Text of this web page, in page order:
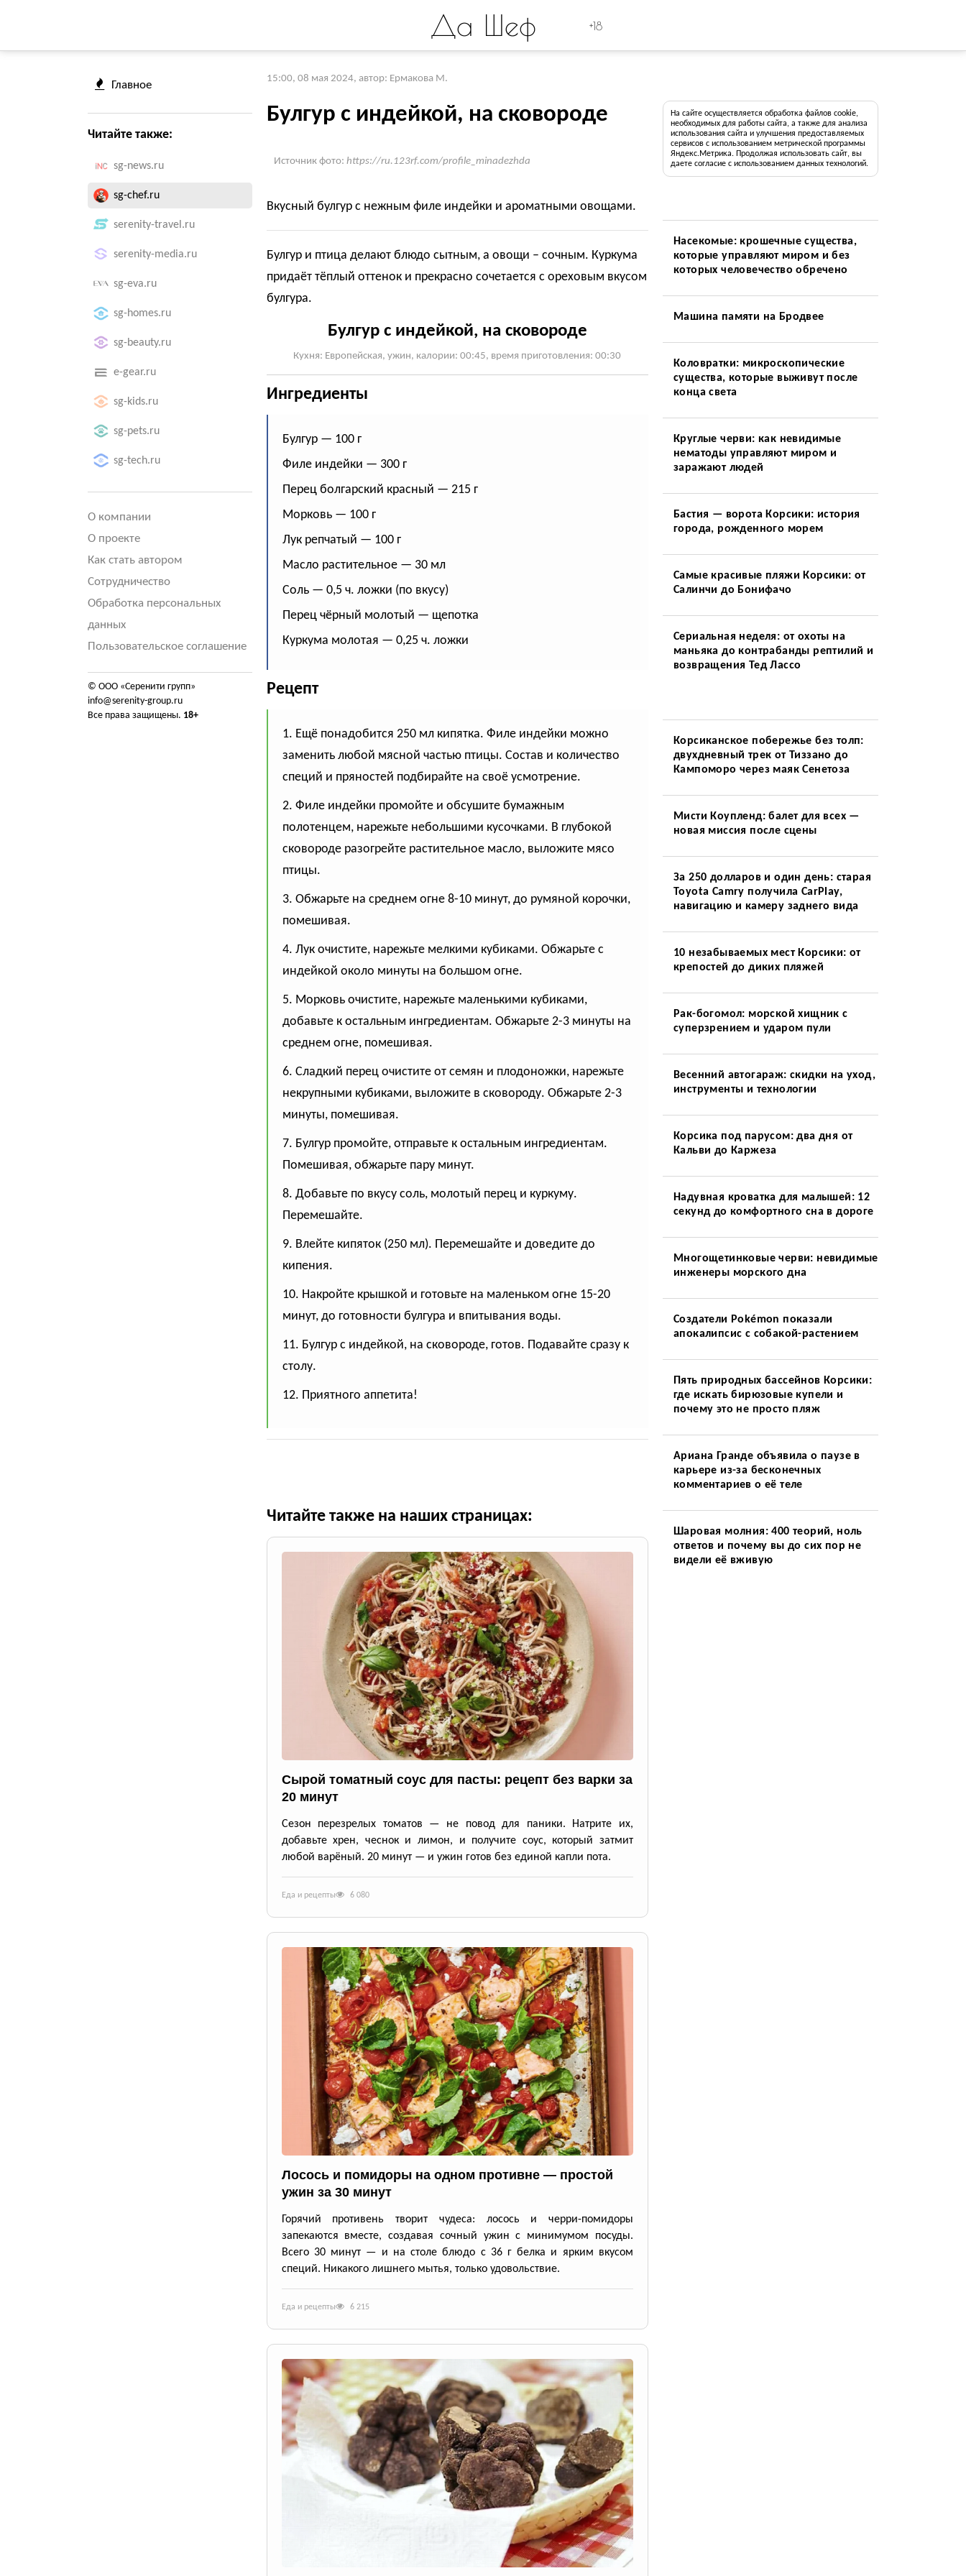
Да Шеф +18
Главное
Читайте также:
sg-news.ru
sg-chef.ru
serenity-travel.ru
serenity-media.ru
sg-eva.ru
sg-homes.ru
sg-beauty.ru
e-gear.ru
sg-kids.ru
sg-pets.ru
sg-tech.ru
О компании
О проекте
Как стать автором
Сотрудничество
Обработка персональных
данных
Пользовательское соглашение
© ООО «Серенити групп»
info@serenity-group.ru
Все права защищены. 18+
15:00, 08 мая 2024, автор: Ермакова М.
Булгур с индейкой, на сковороде
Источник фото: https://ru.123rf.com/profile_minadezhda
Вкусный булгур с нежным филе индейки и ароматными овощами.
Булгур и птица делают блюдо сытным, а овощи – сочным. Куркума
придаёт тёплый оттенок и прекрасно сочетается с ореховым вкусом
булгура.
Булгур с индейкой, на сковороде
Кухня: Европейская, ужин, калории: 00:45, время приготовления: 00:30
Ингредиенты
Булгур — 100 г
Филе индейки — 300 г
Перец болгарский красный — 215 г
Морковь — 100 г
Лук репчатый — 100 г
Масло растительное — 30 мл
Соль — 0,5 ч. ложки (по вкусу)
Перец чёрный молотый — щепотка
Куркума молотая — 0,25 ч. ложки
Рецепт
1. Ещё понадобится 250 мл кипятка. Филе индейки можно
заменить любой мясной частью птицы. Состав и количество
специй и пряностей подбирайте на своё усмотрение.
2. Филе индейки промойте и обсушите бумажным
полотенцем, нарежьте небольшими кусочками. В глубокой
сковороде разогрейте растительное масло, выложите мясо
птицы.
3. Обжарьте на среднем огне 8-10 минут, до румяной корочки,
помешивая.
4. Лук очистите, нарежьте мелкими кубиками. Обжарьте с
индейкой около минуты на большом огне.
5. Морковь очистите, нарежьте маленькими кубиками,
добавьте к остальным ингредиентам. Обжарьте 2-3 минуты на
среднем огне, помешивая.
6. Сладкий перец очистите от семян и плодоножки, нарежьте
некрупными кубиками, выложите в сковороду. Обжарьте 2-3
минуты, помешивая.
7. Булгур промойте, отправьте к остальным ингредиентам.
Помешивая, обжарьте пару минут.
8. Добавьте по вкусу соль, молотый перец и куркуму.
Перемешайте.
9. Влейте кипяток (250 мл). Перемешайте и доведите до
кипения.
10. Накройте крышкой и готовьте на маленьком огне 15-20
минут, до готовности булгура и впитывания воды.
11. Булгур с индейкой, на сковороде, готов. Подавайте сразу к
столу.
12. Приятного аппетита!
Читайте также на наших страницах:
Сырой томатный соус для пасты: рецепт без варки за
20 минут
Сезон перезрелых томатов — не повод для паники. Натрите их,
добавьте хрен, чеснок и лимон, и получите соус, который затмит
любой варёный. 20 минут — и ужин готов без единой капли пота.
Еда и рецепты 6 080
Лосось и помидоры на одном противне — простой
ужин за 30 минут
Горячий противень творит чудеса: лосось и черри-помидоры
запекаются вместе, создавая сочный ужин с минимумом посуды.
Всего 30 минут — и на столе блюдо с 36 г белка и ярким вкусом
специй. Никакого лишнего мытья, только удовольствие.
Еда и рецепты 6 215
На сайте осуществляется обработка файлов cookie,
необходимых для работы сайта, а также для анализа
использования сайта и улучшения предоставляемых
сервисов с использованием метрической программы
Яндекс.Метрика. Продолжая использовать сайт, вы
даете согласие с использованием данных технологий.
Насекомые: крошечные существа,
которые управляют миром и без
которых человечество обречено
Машина памяти на Бродвее
Коловратки: микроскопические
существа, которые выживут после
конца света
Круглые черви: как невидимые
нематоды управляют миром и
заражают людей
Бастия — ворота Корсики: история
города, рожденного морем
Самые красивые пляжи Корсики: от
Салинчи до Бонифачо
Сериальная неделя: от охоты на
маньяка до контрабанды рептилий и
возвращения Тед Лассо
Корсиканское побережье без толп:
двухдневный трек от Тиззано до
Кампоморо через маяк Сенетоза
Мисти Коупленд: балет для всех —
новая миссия после сцены
За 250 долларов и один день: старая
Toyota Camry получила CarPlay,
навигацию и камеру заднего вида
10 незабываемых мест Корсики: от
крепостей до диких пляжей
Рак-богомол: морской хищник с
суперзрением и ударом пули
Весенний автогараж: скидки на уход,
инструменты и технологии
Корсика под парусом: два дня от
Кальви до Каржеза
Надувная кроватка для малышей: 12
секунд до комфортного сна в дороге
Многощетинковые черви: невидимые
инженеры морского дна
Создатели Pokémon показали
апокалипсис с собакой-растением
Пять природных бассейнов Корсики:
где искать бирюзовые купели и
почему это не просто пляж
Ариана Гранде объявила о паузе в
карьере из-за бесконечных
комментариев о её теле
Шаровая молния: 400 теорий, ноль
ответов и почему вы до сих пор не
видели её вживую